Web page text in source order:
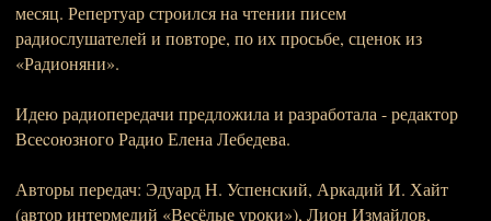
месяц. Репертуар строился на чтении писем
радиослушателей и повторе, по их просьбе, сценок из
«Радионяни».
Идею радиопередачи предложила и разработала - редактор
Всеcоюзного Радио Елена Лебедева.
Авторы передач: Эдуард Н. Успенский, Аркадий И. Хайт
(автор интермедий «Весёлые уроки»), Лион Измайлов,